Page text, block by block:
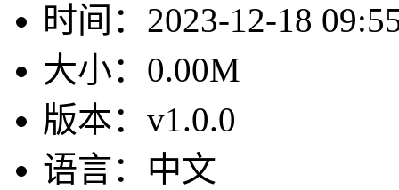
时间： 2023-12-18
大小： 0.00M
版本： v1.0.0
语言： 中文